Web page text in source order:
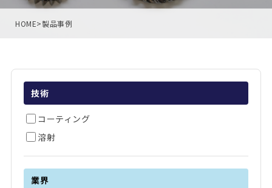
HOME>製品事例
技術
コーティング
溶射
業界